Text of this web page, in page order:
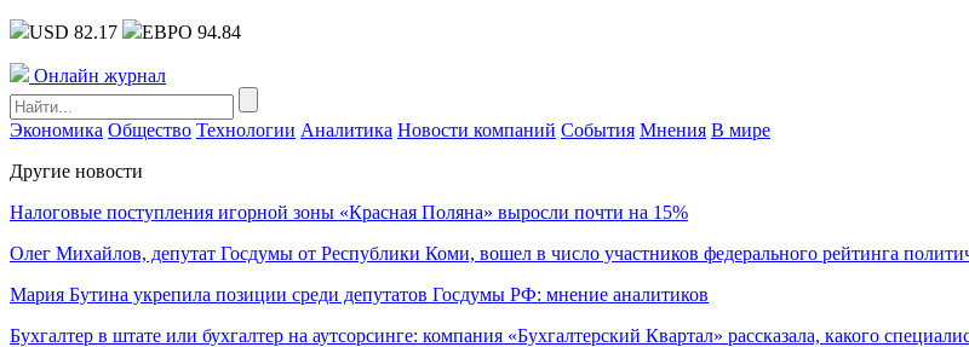
USD 82.17 ЕВРО 94.84
Онлайн журнал
Экономика Общество Технологии Аналитика Новости компаний События Мнения В мире
Другие новости
Налоговые поступления игорной зоны «Красная Поляна» выросли почти на 15%
Олег Михайлов, депутат Госдумы от Республики Коми, вошел в число участников федерального рейтинга
Мария Бутина укрепила позиции среди депутатов Госдумы РФ: мнение аналитиков
Бухгалтер в штате или бухгалтер на аутсорсинге: компания «Бухгалтерский Квартал» рассказала, какого